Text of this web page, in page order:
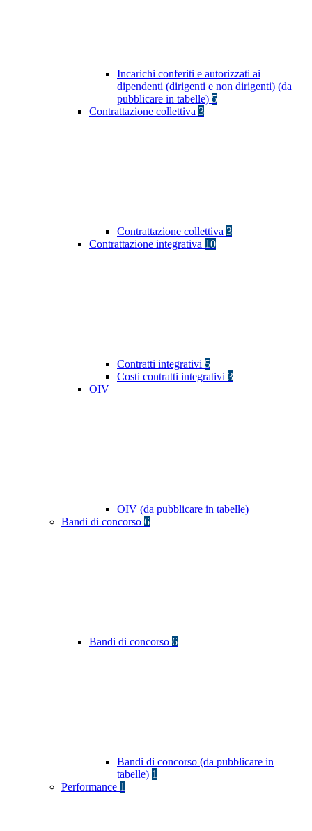
Incarichi conferiti e autorizzati ai
dipendenti (dirigenti e non dirigenti) (da
pubblicare in tabelle) 5
Contrattazione collettiva 3
Contrattazione collettiva 3
Contrattazione integrativa 10
Contratti integrativi 5
Costi contratti integrativi 3
OIV
OIV (da pubblicare in tabelle)
Bandi di concorso 6
Bandi di concorso 6
Bandi di concorso (da pubblicare in
tabelle) 1
Performance 1